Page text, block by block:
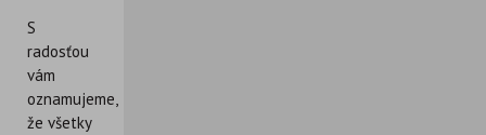
S
radosťou
vám
oznamujeme,
že všetky